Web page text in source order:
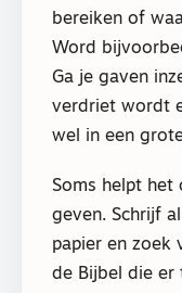
bereiken of
Word
Ga je gaven
verdriet wordt
wel in een
Soms helpt
geven. Schrijf
papier en zoek
de Bijbel die er